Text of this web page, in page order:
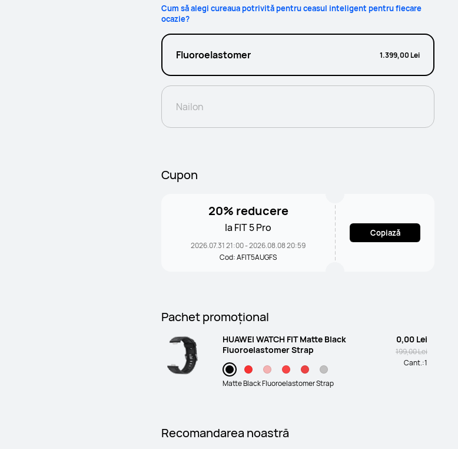
Cum să alegi cureaua potrivită pentru ceasul inteligent pentru fiecare
ocazie?
Fluoroelastomer 1.399,00 Lei
Nailon
Cupon
20% reducere
la FIT 5 Pro
2026.07.31 21:00 - 2026.08.08 20:59
Cod: AFIT5AUGFS
Copiază
Pachet promoţional
HUAWEI WATCH FIT Matte Black
Fluoroelastomer Strap
Matte Black Fluoroelastomer Strap
0,00 Lei
199,00 Lei
Cant.:1
Recomandarea noastră